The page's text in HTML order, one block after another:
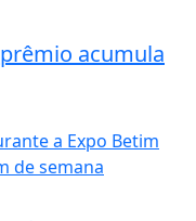
acumula